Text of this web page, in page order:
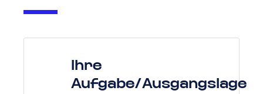
Ihre
Aufgabe/Ausgangslage